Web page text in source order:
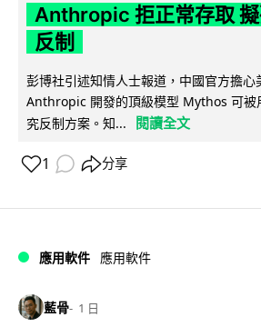
Anthropic 拒正常存取
反制
彭博社引述知情人士報道，中國官方擔心
Anthropic 開發的頂級模型 Mythos 可被
究反制方案。知...
閱讀全文
1 分享
應用軟件 應用軟件
藍骨 1 日